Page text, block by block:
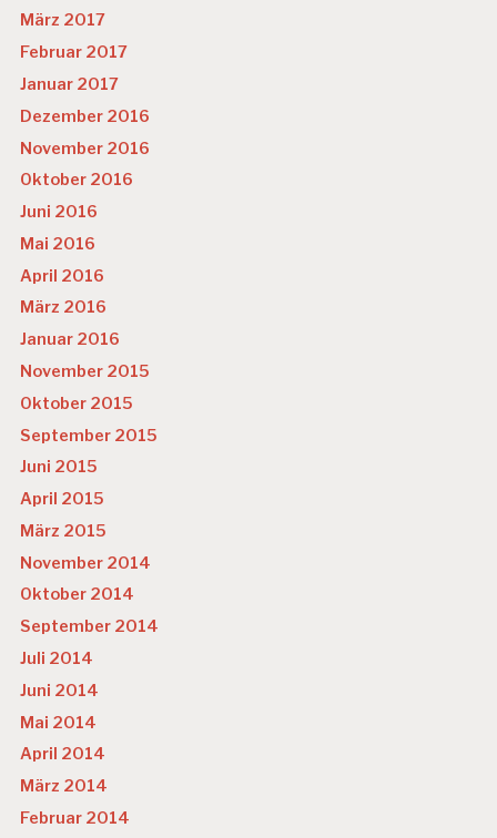
März 2017
Februar 2017
Januar 2017
Dezember 2016
November 2016
Oktober 2016
Juni 2016
Mai 2016
April 2016
März 2016
Januar 2016
November 2015
Oktober 2015
September 2015
Juni 2015
April 2015
März 2015
November 2014
Oktober 2014
September 2014
Juli 2014
Juni 2014
Mai 2014
April 2014
März 2014
Februar 2014